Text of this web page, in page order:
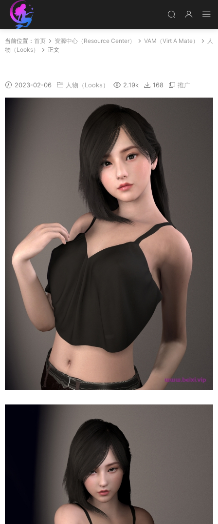
当前位置： 首页 资源中心（Resource Center） VAM（Virt A Mate）
人
物（Looks）
正文
2023-02-06 人物（Looks） 2.19k 168 推广